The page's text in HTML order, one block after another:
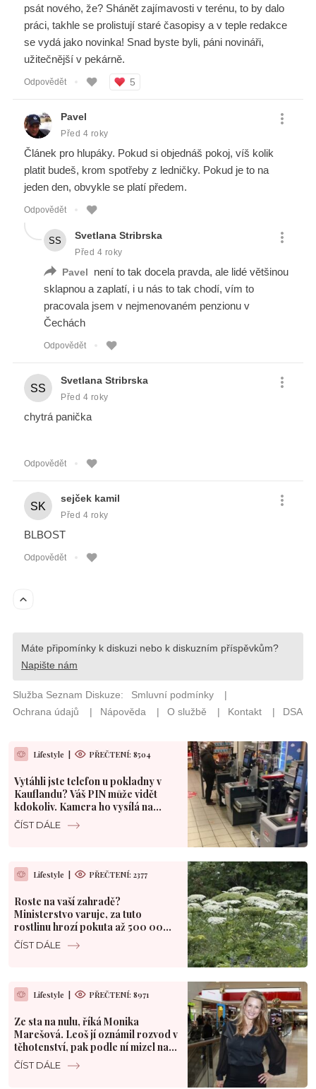
Lifestyle | PŘEČTENÍ: 8504
Vytáhli jste telefon u pokladny v
Kauflandu? Váš PIN může vidět
kdokoliv. Kamera ho vysílá na
velký monitor
ČÍST DÁLE
Lifestyle | PŘEČTENÍ: 2377
Roste na vaší zahradě?
Ministerstvo varuje, za tuto
rostlinu hrozí pokuta až 500 000
Kč
ČÍST DÁLE
Lifestyle | PŘEČTENÍ: 8971
Ze sta na nulu, říká Monika
Marešová. Leoš jí oznámil rozvod v
těhotenství, pak podle ní mizel na
dny k milence
ČÍST DÁLE